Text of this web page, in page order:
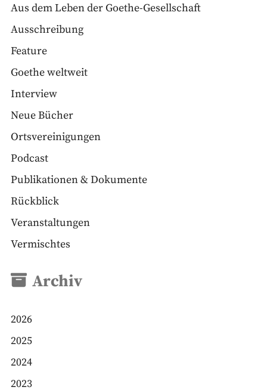
Aus dem Leben der Goethe-Gesellschaft
Ausschreibung
Feature
Goethe weltweit
Interview
Neue Bücher
Ortsvereinigungen
Podcast
Publikationen & Dokumente
Rückblick
Veranstaltungen
Vermischtes
Archiv
2026
2025
2024
2023